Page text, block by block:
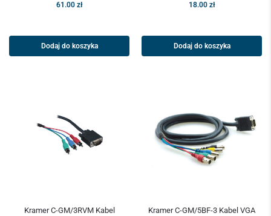
61.00 zł
Dodaj do koszyka
18.00 zł
Dodaj do koszyka
Kramer C-GM/3RVM Kabel
Kramer C-GM/5BF-3 Kabel VGA